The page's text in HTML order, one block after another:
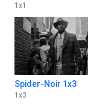
1 x1
Spider-Noir 1x3
1 x3